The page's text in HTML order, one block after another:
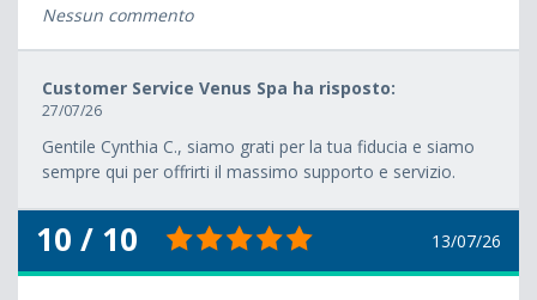
Nessun commento
Customer Service Venus Spa ha risposto:
27/07/26
Gentile Cynthia C., siamo grati per la tua fiducia e siamo
sempre qui per offrirti il massimo supporto e servizio.
10 / 10 13/07/26